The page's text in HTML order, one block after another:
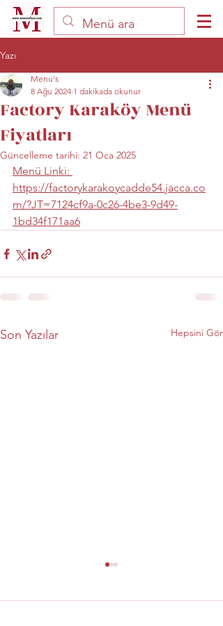
Yazı
Factory Karaköy Menü
Fiyatları
Menu's
8 Ağu 2024 1 dakikada okunur
Güncelleme tarihi: 21 Oca 2025
Menü Linki:
https://factorykarakoycadde54.jacca.co
m/?JT=7124cf9a-0c26-4be3-9d49-
1bd34f171aa6
Son Yazılar Hepsini Gör